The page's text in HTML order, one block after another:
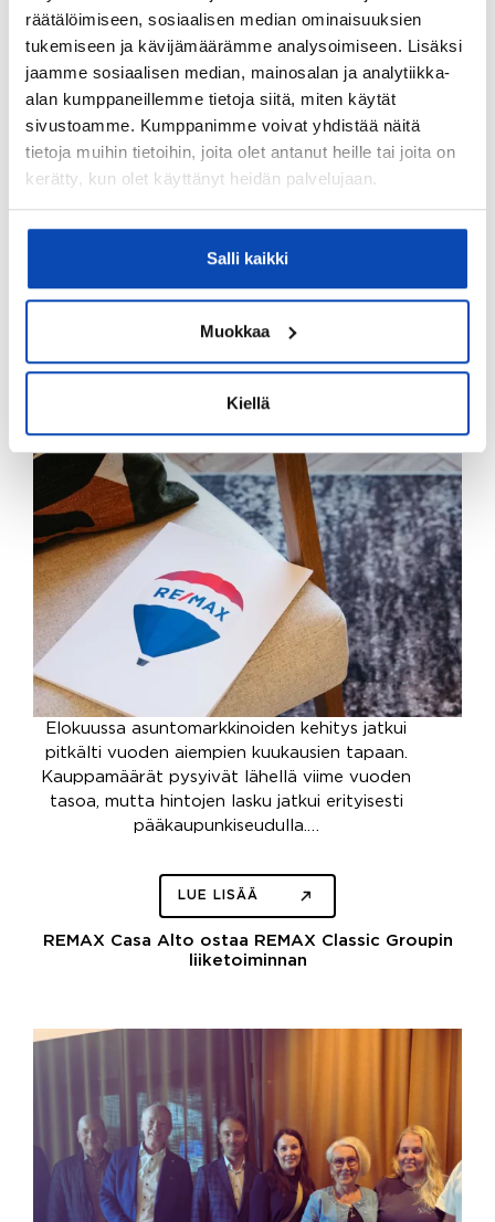
räätälöimiseen, sosiaalisen median ominaisuuksien
tukemiseen ja kävijämäärämme analysoimiseen. Lisäksi
jaamme sosiaalisen median, mainosalan ja analytiikka-
alan kumppaneillemme tietoja siitä, miten käytät
sivustoamme. Kumppanimme voivat yhdistää näitä
tietoja muihin tietoihin, joita olet antanut heille tai joita on
kerätty, kun olet käyttänyt heidän palvelujaan.
Salli kaikki
Muokkaa
Kiellä
Syyskuu toi asuntomarkkinoille selvää
vuoden korkeimmalle tasolle. Viimeisen kolmen
vuoden aikana vain yhtenä kuukautena on
tehty enemmän…
REMAX asuntomarkkinakatsaus, elokuu 2025
Elokuussa asuntomarkkinoiden kehitys jatkui
pitkälti vuoden aiempien kuukausien tapaan.
Kauppamäärät pysyivät lähellä viime vuoden
tasoa, mutta hintojen lasku jatkui erityisesti
pääkaupunkiseudulla.…
LUE LISÄÄ
REMAX Casa Alto ostaa REMAX Classic Groupin
liiketoiminnan